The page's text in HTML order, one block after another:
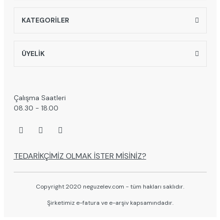
KATEGORİLER
ÜYELİK
Çalışma Saatleri
08.30 - 18.00
TEDARİKÇİMİZ OLMAK İSTER MİSİNİZ?
Copyright 2020 neguzelev.com - tüm hakları saklıdır.
Şirketimiz e-fatura ve e-arşiv kapsamındadır.